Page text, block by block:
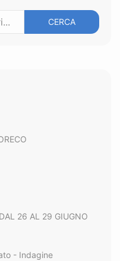
CERCA
26 AL 29 GIUGNO
- Indagine